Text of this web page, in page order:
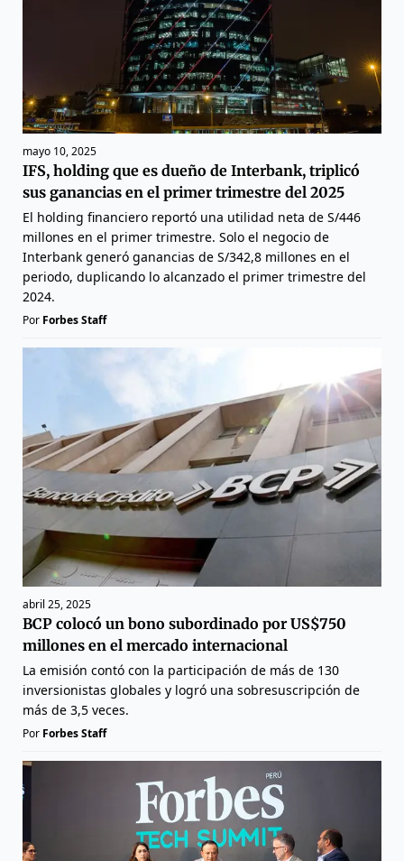
mayo 10, 2025
IFS, holding que es dueño de Interbank, triplicó
sus ganancias en el primer trimestre del 2025
El holding financiero reportó una utilidad neta de S/446
millones en el primer trimestre. Solo el negocio de
Interbank generó ganancias de S/342,8 millones en el
periodo, duplicando lo alcanzado el primer trimestre del
2024.
Por Forbes Staff
abril 25, 2025
BCP colocó un bono subordinado por US$750
millones en el mercado internacional
La emisión contó con la participación de más de 130
inversionistas globales y logró una sobresuscripción de
más de 3,5 veces.
Por Forbes Staff